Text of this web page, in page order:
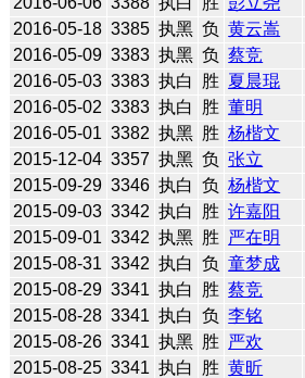
2016-05-18 3385 执黑 负 黄云嵩
2016-05-09 3383 执黑 负 蔡竞
2016-05-03 3383 执白 胜 夏晨琨
2016-05-02 3383 执白 胜 董明
2016-05-01 3382 执黑 胜 杨楷文
2015-12-04 3357 执黑 负 张立
2015-09-29 3346 执白 负 杨楷文
2015-09-03 3342 执白 胜 许嘉阳
2015-09-01 3342 执黑 胜 严在明
2015-08-31 3342 执白 负 童梦成
2015-08-29 3341 执白 胜 蔡竞
2015-08-28 3341 执白 负 李铭
2015-08-26 3341 执黑 胜 严欢
2015-08-25 3341 执白 胜 黄昕